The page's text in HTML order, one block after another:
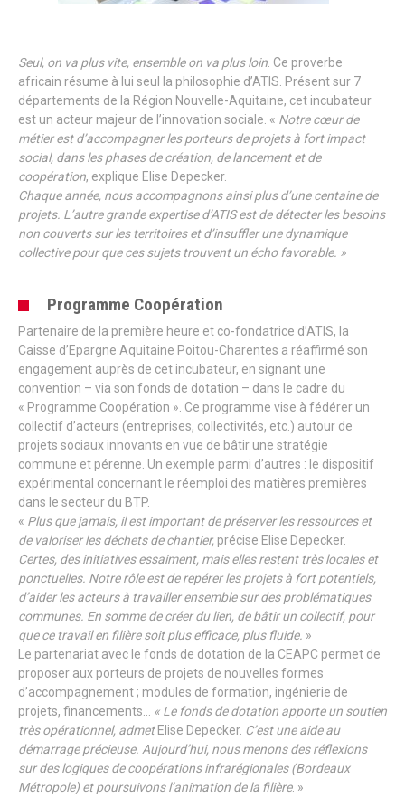
Seul, on va plus vite, ensemble on va plus loin . Ce proverbe
africain résume à lui seul la philosophie d’ATIS. Présent sur 7
départements de la Région Nouvelle-Aquitaine, cet incubateur
est un acteur majeur de l’innovation sociale. « Notre cœur de
métier est d’accompagner les porteurs de projets à fort impact
social, dans les phases de création, de lancement et de
coopération, explique Elise Depecker.
Chaque année, nous accompagnons ainsi plus d’une centaine de
projets. L’autre grande expertise d’ATIS est de détecter les besoins
non couverts sur les territoires et d’insuffler une dynamique
collective pour que ces sujets trouvent un écho favorable. »
Programme Coopération
Partenaire de la première heure et co-fondatrice d’ATIS, la
Caisse d’Epargne Aquitaine Poitou-Charentes a réaffirmé son
engagement auprès de cet incubateur, en signant une
convention – via son fonds de dotation – dans le cadre du
« Programme Coopération ». Ce programme vise à fédérer un
collectif d’acteurs (entreprises, collectivités, etc.) autour de
projets sociaux innovants en vue de bâtir une stratégie
commune et pérenne. Un exemple parmi d’autres : le dispositif
expérimental concernant le réemploi des matières premières
dans le secteur du BTP.
« Plus que jamais, il est important de préserver les ressources et
de valoriser les déchets de chantier, précise Elise Depecker.
Certes, des initiatives essaiment, mais elles restent très locales et
ponctuelles. Notre rôle est de repérer les projets à fort potentiels,
d’aider les acteurs à travailler ensemble sur des problématiques
communes. En somme de créer du lien, de bâtir un collectif, pour
que ce travail en filière soit plus efficace, plus fluide. »
Le partenariat avec le fonds de dotation de la CEAPC permet de
proposer aux porteurs de projets de nouvelles formes
d’accompagnement ; modules de formation, ingénierie de
projets, financements… « Le fonds de dotation apporte un soutien
très opérationnel, admetElise Depecker. C’est une aide au
démarrage précieuse. Aujourd’hui, nous menons des réflexions
sur des logiques de coopérations infrarégionales (Bordeaux
Métropole) et poursuivons l’animation de la filière. »